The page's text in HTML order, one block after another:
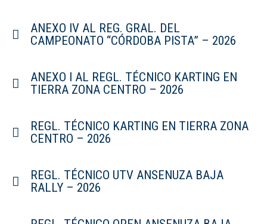
ANEXO IV AL REG. GRAL. DEL
CAMPEONATO “CÓRDOBA PISTA” – 2026
ANEXO I AL REGL. TÉCNICO KARTING EN
TIERRA ZONA CENTRO – 2026
REGL. TÉCNICO KARTING EN TIERRA ZONA
CENTRO – 2026
REGL. TÉCNICO UTV ANSENUZA BAJA
RALLY – 2026